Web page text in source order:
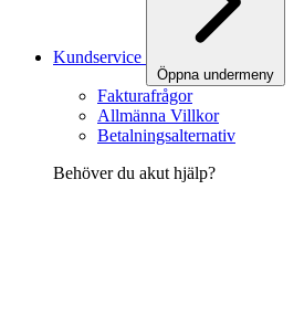
Kundservice
Öppna undermeny
Fakturafrågor
Allmänna Villkor
Betalningsalternativ
Behöver du akut hjälp?